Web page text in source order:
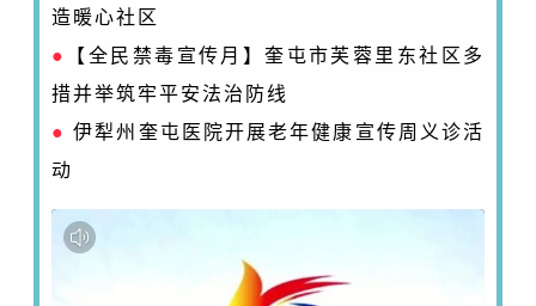
造暖心社区
●
【 全民禁毒宣传月 】奎屯市芙蓉里东社区多
措并举筑牢平安法治防线
●伊犁州奎屯医院开展老年健康宣传周义诊活
动